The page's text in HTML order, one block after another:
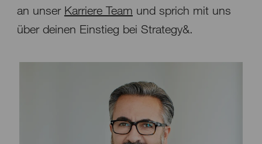
an unser Karriere Team und sprich mit uns
über deinen Einstieg bei Strategy&.